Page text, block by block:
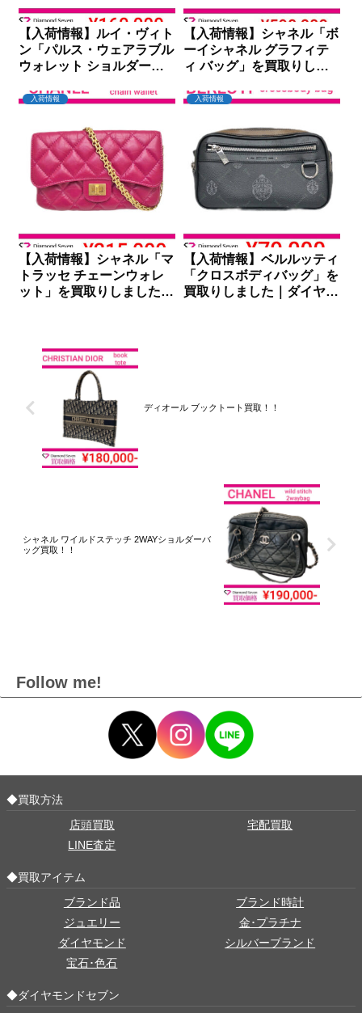
【入荷情報】ルイ・ヴィト
ン「パルス・ウェアラブル
ウォレット ショルダー」
モンドセブン
【入荷情報】シャネル「ボ
ーイシャネル グラフィテ
ィ バッグ」を買取りしま
入荷情報
【入荷情報】シャネル「マ
トラッセ チェーンウォレ
ット」を買取りしました｜
入荷情報
【入荷情報】ベルルッティ
「クロスボディバッグ」を
買取りしました｜ダイヤモ
ディオール ブックトート買取！！
シャネル ワイルドステッチ 2WAYショルダーバ
ッグ買取！！
Follow me!
◆買取方法
店頭買取
宅配買取
LINE査定
◆買取アイテム
ブランド品
ブランド時計
ジュエリー
金･プラチナ
ダイヤモンド
シルバーブランド
宝石･色石
◆ダイヤモンドセブン